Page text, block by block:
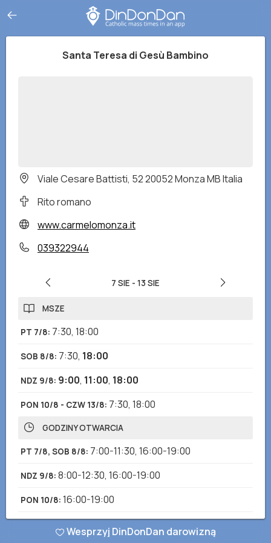
Santa Teresa di Gesù Bambino
Viale Cesare Battisti, 52 20052 Monza MB Italia
Rito romano
www.carmelomonza.it
039322944
7 SIE - 13 SIE
MSZE
PT 7/8: 7:30, 18:00
SOB 8/8: 7:30, 18:00
NDZ 9/8: 9:00, 11:00, 18:00
PON 10/8 - CZW 13/8: 7:30, 18:00
GODZINY OTWARCIA
PT 7/8, SOB 8/8: 7:00-11:30, 16:00-19:00
NDZ 9/8: 8:00-12:30, 16:00-19:00
PON 10/8: 16:00-19:00
7:00-11:30,16:00-19:00
Wesprzyj DinDonDan darowizną